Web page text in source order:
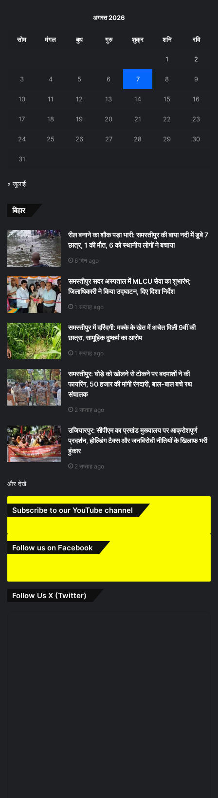
अगस्त 2026
सोम मंगल बुध गुरु शुक्र शनि रवि
1 2
3 4 5 6 7 8 9
10 11 12 13 14 15 16
17 18 19 20 21 22 23
24 25 26 27 28 29 30
31
« जुलाई
बिहार
रील बनाने का शौक पड़ा भारी: समस्तीपुर की बाया नदी में डूबे 7
छात्र, 1 की मौत, 6 को स्थानीय लोगों ने बचाया
6 दिन ago
समस्तीपुर सदर अस्पताल में MLCU सेवा का शुभारंभ;
जिलाधिकारी ने किया उद्घाटन, दिए दिशा निर्देश
1 सप्ताह ago
समस्तीपुर में दरिंदगी: मक्के के खेत में अचेत मिली 9वीं की
छात्रा, सामूहिक दुष्कर्म का आरोप
1 सप्ताह ago
समस्तीपुर: घोड़े को खोलने से टोकने पर बदमाशों ने की
फायरिंग, 50 हजार की मांगी रंगदारी, बाल-बाल बचे रथ
संचालक
2 सप्ताह ago
उजियारपुर: सीपीएम का प्रखंड मुख्यालय पर आक्रोशपूर्ण
प्रदर्शन, होल्डिंग टैक्स और जनविरोधी नीतियों के खिलाफ भरी
हुंकार
2 सप्ताह ago
और देखें
Subscribe to our YouTube channel
Follow us on Facebook
Follow Us X (Twitter)